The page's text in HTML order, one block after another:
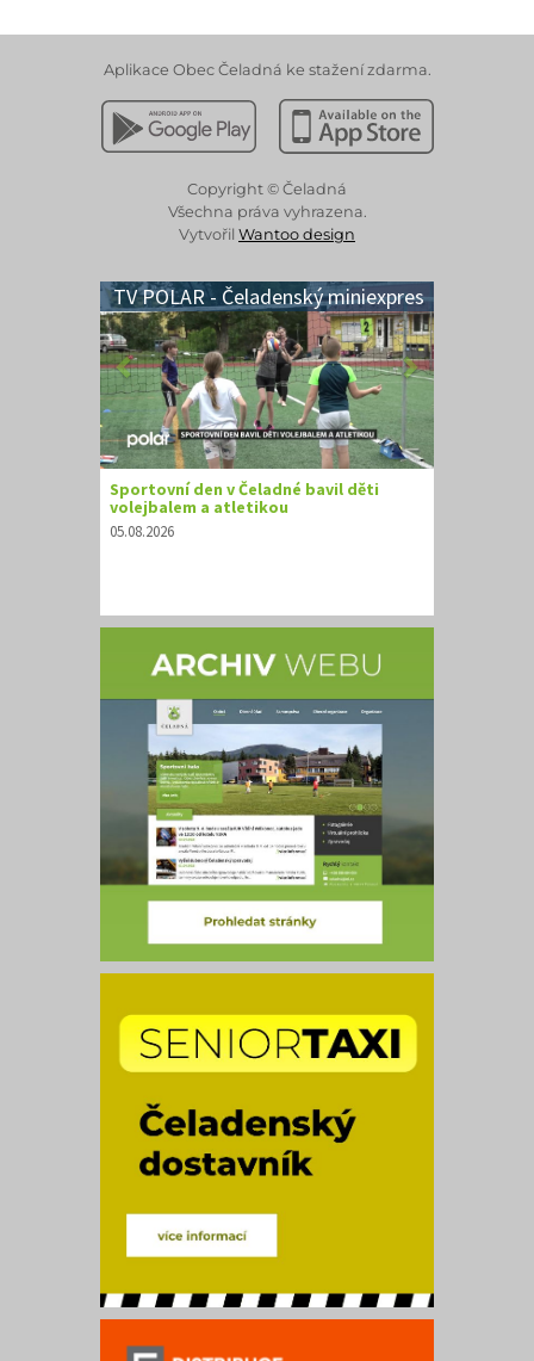
Aplikace Obec Čeladná ke stažení zdarma.
Stáhnout z Google PlayStáhnout z Apple App
Copyright © Čeladná
Všechna práva vyhrazena.
Vytvořil Wantoo design